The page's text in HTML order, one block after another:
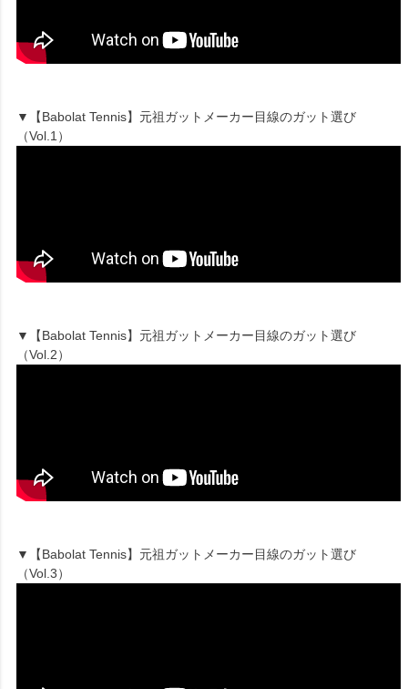
▼【Babolat Tennis】元祖ガットメーカー目線のガット選び
（Vol.1）
▼【Babolat Tennis】元祖ガットメーカー目線のガット選び
（Vol.2）
▼【Babolat Tennis】元祖ガットメーカー目線のガット選び
（Vol.3）